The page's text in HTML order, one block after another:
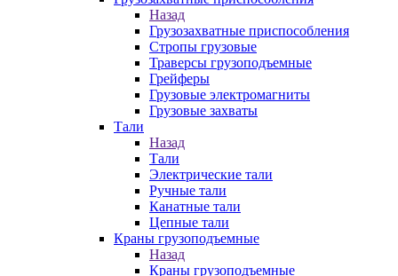
Назад
Грузозахватные приспособления
Стропы грузовые
Траверсы грузоподъемные
Грейферы
Грузовые электромагниты
Грузовые захваты
Тали
Назад
Тали
Электрические тали
Ручные тали
Канатные тали
Цепные тали
Краны грузоподъемные
Назад
Краны грузоподъемные